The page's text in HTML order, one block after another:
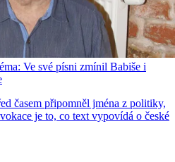
Ve své písni zmínil Babiše i
časem připomněl jména z politiky,
je to, co text vypovídá o české